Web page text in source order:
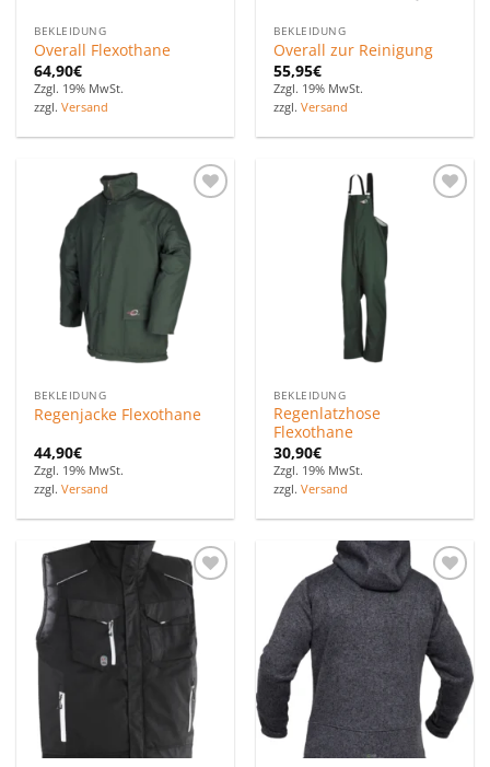
BEKLEIDUNG
Overall Flexothane
64,90€
Zzgl. 19% MwSt.
zzgl.Versand
BEKLEIDUNG
Overall zur Reinigung
55,95€
Zzgl. 19% MwSt.
zzgl.Versand
Zu den
Favoriten
hinzufügen
BEKLEIDUNG
Regenjacke Flexothane
44,90€
Zzgl. 19% MwSt.
zzgl.Versand
BEKLEIDUNG
Regenlatzhose
Flexothane
30,90€
Zzgl. 19% MwSt.
zzgl.Versand
Zu den
Favoriten
hinzufügen
Zu den
Favoriten
hinzufügen